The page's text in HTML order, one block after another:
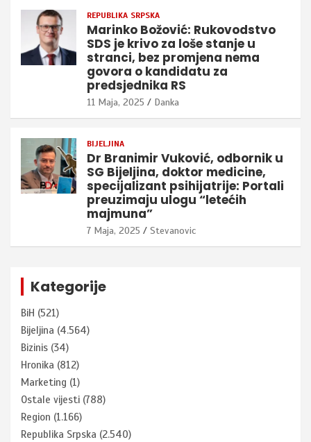
REPUBLIKA SRPSKA
Marinko Božović: Rukovodstvo
SDS je krivo za loše stanje u
stranci, bez promjena nema
govora o kandidatu za
predsjednika RS
11 Maja, 2025 Danka
BIJELJINA
Dr Branimir Vuković, odbornik u
SG Bijeljina, doktor medicine,
specijalizant psihijatrije: Portali
preuzimaju ulogu “letećih
majmuna”
7 Maja, 2025 Stevanovic
Kategorije
BiH (521)
Bijeljina (4.564)
Bizinis (34)
Hronika (812)
Marketing (1)
Ostale vijesti (788)
Region (1.166)
Republika Srpska (2.540)